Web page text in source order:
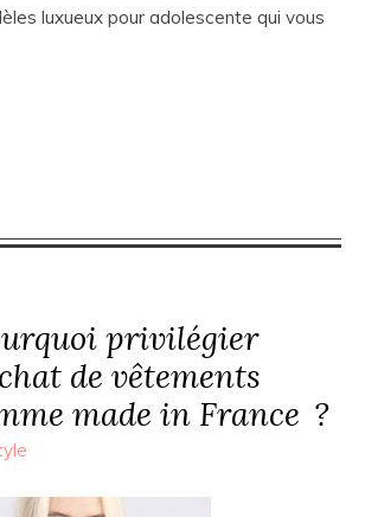
luxueux pour adolescente qui vous
privilégier
de vêtements
made in France ?